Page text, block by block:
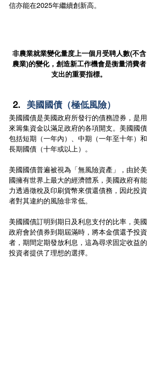
信亦能在2025年繼續創新高。
非農業就業變化量度上一個月受聘人數(不含
農業)的變化，創造新工作機會是衡量消費者
支出的重要指標。
美國國債（極低風險）
美國國債是美國政府所發行的債務證券，是用
來籌集資金以滿足政府的各項開支。美國國債
包括短期（一年內）、中期（一年至十年）和
長期國債（十年或以上）。
美國國債普遍被視為「無風險資產」，由於美
國擁有世界上最大的經濟體系，美國政府有能
力透過徵稅及印刷貨幣來償還債務，因此投資
者對其違約的風險非常低。
美國國債訂明到期日及利息支付的比率，美國
政府會於債券到期屆滿時，將本金償還予投資
者，期間定期發放利息，這為尋求固定收益的
投資者提供了理想的選擇。